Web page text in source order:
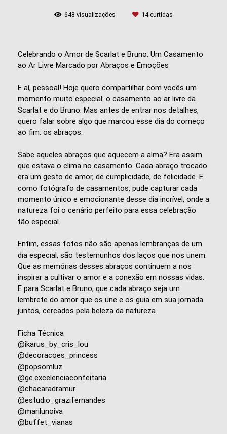
648 visualizações 14curtidas
Celebrando o Amor de Scarlat e Bruno: Um Casamento
ao Ar Livre Marcado por Abraços e Emoções
E aí, pessoal! Hoje quero compartilhar com vocês um
momento muito especial: o casamento ao ar livre da
Scarlat e do Bruno. Mas antes de entrar nos detalhes,
quero falar sobre algo que marcou esse dia do começo
ao fim: os abraços.
Sabe aqueles abraços que aquecem a alma? Era assim
que estava o clima no casamento. Cada abraço trocado
era um gesto de amor, de cumplicidade, de felicidade. E
como fotógrafo de casamentos, pude capturar cada
momento único e emocionante desse dia incrível, onde a
natureza foi o cenário perfeito para essa celebração
tão especial.
Enfim, essas fotos não são apenas lembranças de um
dia especial, são testemunhos dos laços que nos unem.
Que as memórias desses abraços continuem a nos
inspirar a cultivar o amor e a conexão em nossas vidas.
E para Scarlat e Bruno, que cada abraço seja um
lembrete do amor que os une e os guia em sua jornada
juntos, cercados pela beleza da natureza.
Ficha Técnica
@ikarus_by_cris_lou
@decoracoes_princess
@popsomluz
@ge.excelenciaconfeitaria
@chacaradramur
@estudio_grazifernandes
@marilunoiva
@buffet_vianas